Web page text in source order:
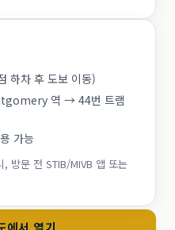
하차 후 도보 이동)
역 → 44번 트램
가능
, 방문 전 STIB/MIVB 앱 또는